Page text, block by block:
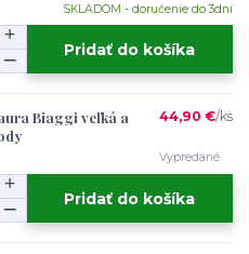
SKLADOM - doručenie do 3dní
Pridať do košíka
Biaggi veľká a
44,90 €/ks
Vypredané
Pridať do košíka